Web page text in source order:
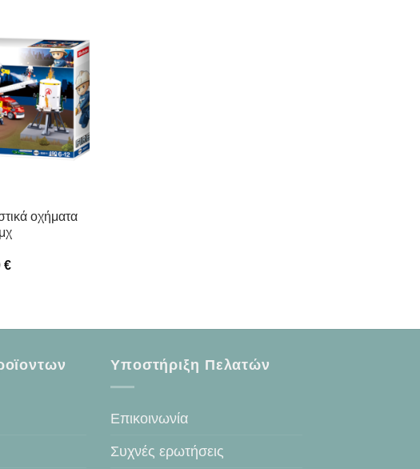
οχήματα
€
Υποστήριξη Πελατών
Επικοινωνία
Συχνές ερωτήσεις